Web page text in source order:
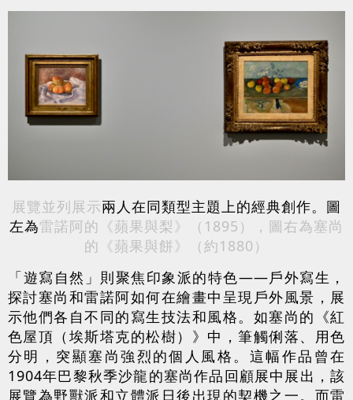
展覽並列展示兩人在同類型主題上的經典創作。圖
左為雷諾阿的《蘋果與梨》（1895），圖右為塞尚
的《蘋果與餅》（約1880）
「遊寫自然」則聚焦印象派的特色——戶外寫生，
探討塞尚和雷諾阿如何在繪畫中呈現戶外風景，展
示他們各自不同的寫生技法和風格。如塞尚的《紅
色屋頂（埃斯塔克的松樹）》中，筆觸俐落、用色
分明，突顯塞尚強烈的個人風格。這幅作品曾在
1904年巴黎秋季沙龍的塞尚作品回顧展中展出，該
展覽為野獸派和立體派日後出現的契機之一。而雷